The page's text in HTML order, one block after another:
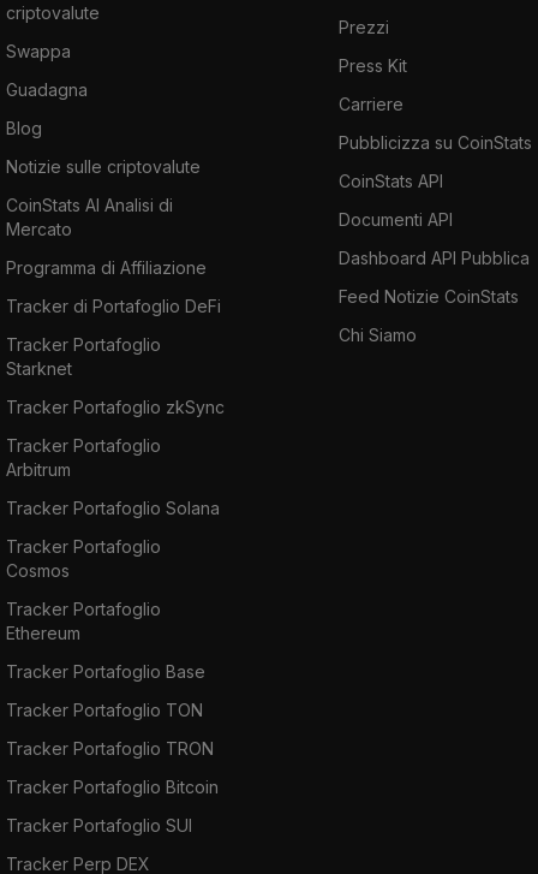
criptovalute
Swappa
Guadagna
Blog
Notizie sulle criptovalute
CoinStats AI Analisi di
Mercato
Programma di Affiliazione
Tracker di Portafoglio DeFi
Tracker Portafoglio
Starknet
Tracker Portafoglio zkSync
Tracker Portafoglio
Arbitrum
Tracker Portafoglio Solana
Tracker Portafoglio
Cosmos
Tracker Portafoglio
Ethereum
Tracker Portafoglio Base
Tracker Portafoglio TON
Tracker Portafoglio TRON
Tracker Portafoglio Bitcoin
Tracker Portafoglio SUI
Tracker Perp DEX
Prezzi
Press Kit
Carriere
Pubblicizza su CoinStats
CoinStats API
Documenti API
Dashboard API Pubblica
Feed Notizie CoinStats
Chi Siamo